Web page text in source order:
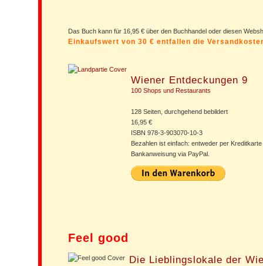
Das Buch kann für 16,95 € über den Buchhandel oder diesen
Einkaufswert von 30 € entfallen die
Wiener Entdeckungen 9
100 Shops und Restaurants
128 Seiten, durchgehend bebildert
16,95 €
ISBN 978-3-903070-10-3
Bezahlen ist einfach: entweder per
Bankanweisung via PayPal.
Feel good
Die Lieblingslokale der